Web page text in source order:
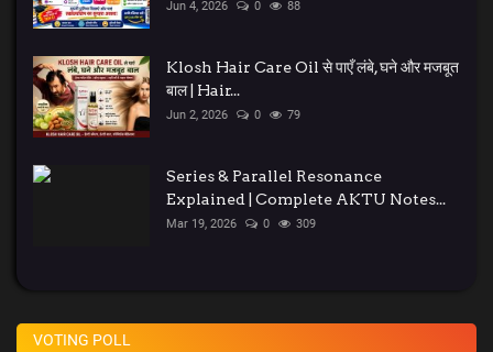
Jun 4, 2026 0 88
Klosh Hair Care Oil से पाएँ लंबे, घने और मजबूत
बाल | Hair...
Jun 2, 2026 0 79
Series & Parallel Resonance
Explained | Complete AKTU Notes...
Mar 19, 2026 0 309
VOTING POLL